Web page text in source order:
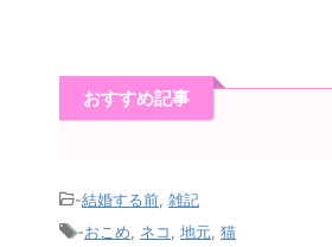
おすすめ記事
-結婚する前 雑記
-おこめ ネコ 地元 猫